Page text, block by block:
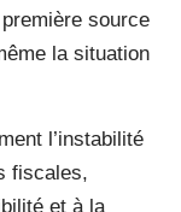
source
la situation
l’instabilité
fiscales,
et à la